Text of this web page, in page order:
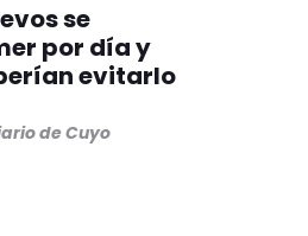
se
por día y
evitarlo
de Cuyo